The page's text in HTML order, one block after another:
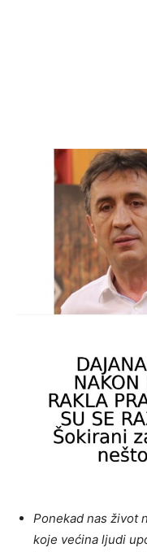
Ponekad nas život
koje većina ljudi